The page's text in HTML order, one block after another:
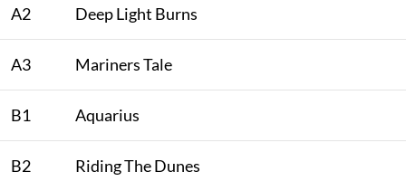
A2 Deep Light Burns
A3 Mariners Tale
B1 Aquarius
B2 Riding The Dunes